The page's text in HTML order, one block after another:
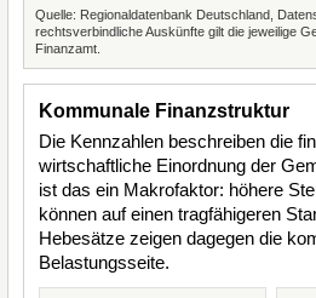
Quelle: Regionaldatenbank Deutschland,
rechtsverbindliche Auskünfte gilt die jeweilige
Finanzamt.
Kommunale Finanzstruktur
Die Kennzahlen beschreiben die
wirtschaftliche Einordnung der
ist das ein Makrofaktor: höhere
können auf einen tragfähigeren
Hebesätze zeigen dagegen die
Belastungsseite.